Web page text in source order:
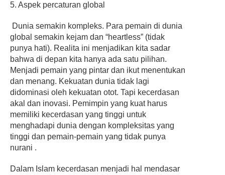
5. Aspek percaturan global
Dunia semakin kompleks. Para pemain di dunia
global semakin kejam dan “heartless” (tidak
punya hati). Realita ini menjadikan kita sadar
bahwa di depan kita hanya ada satu pilihan.
Menjadi pemain yang pintar dan ikut menentukan
dan menang. Kekuatan dunia tidak lagi
didominasi oleh kekuatan otot. Tapi kecerdasan
akal dan inovasi. Pemimpin yang kuat harus
memiliki kecerdasan yang tinggi untuk
menghadapi dunia dengan kompleksitas yang
tinggi dan pemain-pemain yang tidak punya
nurani .
Dalam Islam kecerdasan menjadi hal mendasar